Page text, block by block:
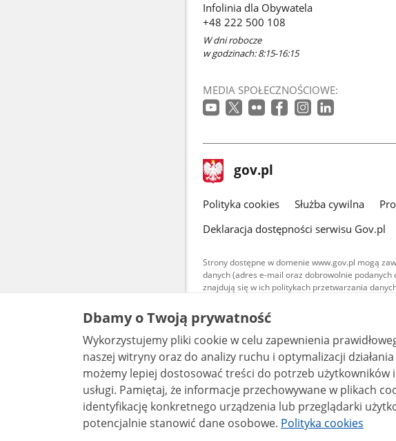
Infolinia dla Obywatela
+48 222 500 108
W dni robocze
w godzinach: 8:15-16:15
MEDIA SPOŁECZNOŚCIOWE:
stopka
gov.pl Strona
gov.pl
gov.pl
Polityka cookies Służba cywilna
Deklaracja dostępności serwisu Gov.pl
Strony dostępne w domenie www.gov.pl mogą
danych (adres e-mail oraz dobrowolnie podanych
znajdują się w ich politykach przetwarzania
Treści tekstowe publikowane w
udostępniane na licencji typu
warunkach 4.0 (CC BY-SA 4.0).
są udostępniane na licencji typu
bez utworów zależnych 4.0 (CC BY-
Dbamy o Twoją prywatność
Wykorzystujemy pliki cookie w celu zapewnienia
naszej witryny oraz do analizy ruchu i optymalizacji działania strony.
możemy lepiej dostosować treści do potrzeb użytkowników
usługi. Pamiętaj, że informacje przechowywane w plikach cookie mogą pozwalać na
identyfikację konkretnego urządzenia lub przeglądarki
potencjalnie stanowić dane osobowe. Polityka cookies